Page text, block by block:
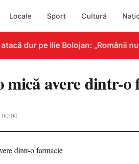
Locale Sport Cultură
dur pe Ilie Bolojan: „Românii
avere dintr-o
00:00